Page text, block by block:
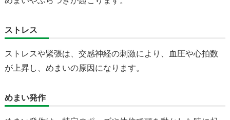
ストレス
ストレスや緊張は、交感神経の刺激により、血圧や心拍数
が上昇し、めまいの原因になります。
めまい発作